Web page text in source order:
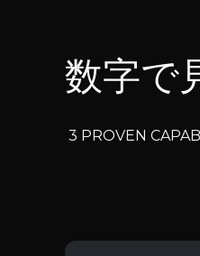
数字で
3 PROVEN